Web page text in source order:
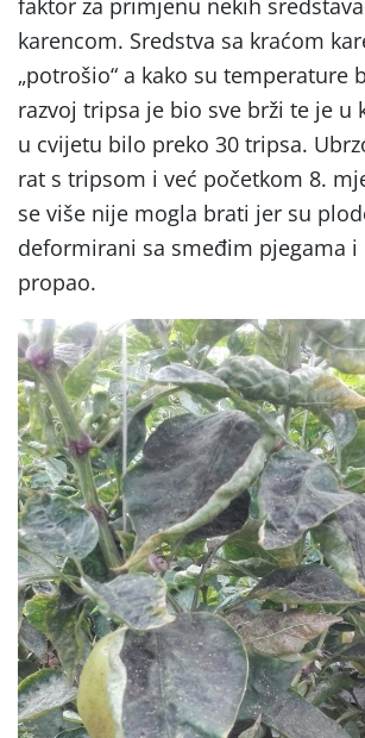
faktor za primjenu nekih
karencom. Sredstva sa kraćom
„potrošio“ a kako su temperature
razvoj tripsa je bio sve brži te je u
u cvijetu bilo preko 30 tripsa.
rat s tripsom i već početkom 8.
se više nije mogla brati jer su
deformirani sa smeđim pjegama i
propao.